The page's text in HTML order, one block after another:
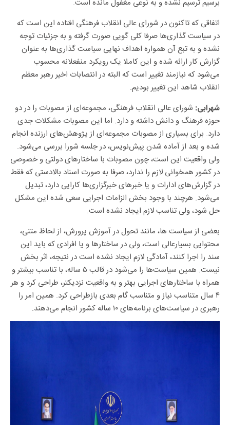
اتفاقی که تاکنون در شورای عالی انقلاب فرهنگی افتاده این است که
در سیاست گذاری‌ها صرفا کلی گویی صورت گرفته و به جزئیات توجه
نشده و به تبع آن همواره اهداف نهایی سیاست گذاری‌ها به عنوان
گزارش کار ارائه شده و این کاملا یک رویکرد منفعلانه محسوب
می‌شود که نیازمند تغییر است که البته در انتصابات اخیر رهبر معظم
انقلاب شاهد این تغییر بودیم.
شهرابی:شورای عالی انقلاب فرهنگی، مجموعه‌ای از مصوبات را در دو
حوزه فرهنگ و دانش داشته و دارد. اما این مصوبات مشکلات جدی
دارد. برای بسیاری از مصوبات مجموعه‌ای از پژوهش‌های ارزنده انجام
شده و بعد از آماده شدن پیش‌نویس، در جلسه شورا بررسی می‌شود.
ولی واقعیت این است، چون مصوبات با ساختار‌های دولتی و خصوصی
در کشور همخوانی لازم را ندارد، صرفا به صورت اسناد بالادستی که فقط
در گزارش‌های ادارات و یا خبر‌های خبرگزاری‌ها کارایی دارد، تبدیل
می‌شود. هرچند با وجود بخش الزامات اجرایی سعی شده این مشکل
حل شود، ولی تناسب لازم ایجاد نشده است.
بعضی از سیاست ها، مانند تحول در آموزش پرورش، از لحاظ متنی،
محتوایی بسیارعالی است، ولی در ساختار‌ها و یا افرادی که باید این
سند را اجرا کنند، آمادگی لازم ایجاد نشده است در نتیجه، اثر بخش
نیست. همین سیاست‌ها را می‌شود در قالب ۵ ساله، با تناسب بیشتر و
همراه با ساختار‌های اجرایی بهتر و به واقعیت نزدیکتر، طراحی کرد و هر
۴ سال متناسب نیاز و متناسب گام بعدی بازطراحی کرد. همین امر را
رهبری در سیاست‌های برنامه‌های ۱۰ ساله کشور انجام می‌دهند.